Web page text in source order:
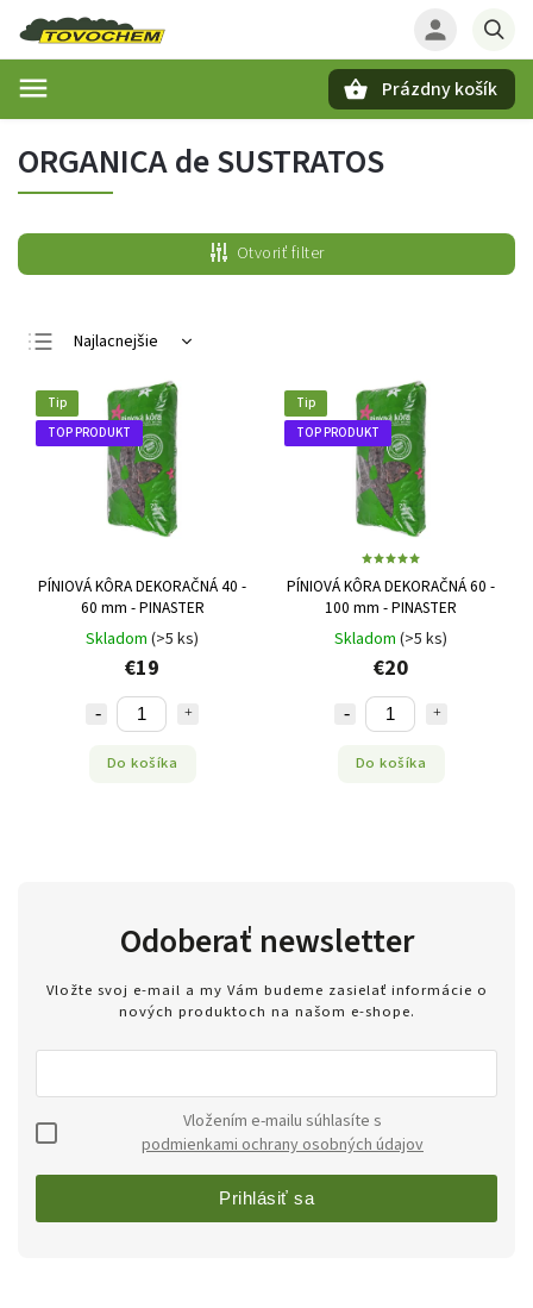
Prázdny košík
ORGANICA de SUSTRATOS
Otvoriť filter
Najlacnejšie
Najdrahšie
Najpredávanejšie
Abecedne
Tip
TOP PRODUKT
PÍNIOVÁ KÔRA DEKORAČNÁ 40 -
60 mm - PINASTER
Skladom (>5 ks)
€19
Do košíka
Tip
TOP PRODUKT
PÍNIOVÁ KÔRA DEKORAČNÁ 60 -
100 mm - PINASTER
Skladom (>5 ks)
€20
Do košíka
Odoberať newsletter
Vložte svoj e-mail a my Vám budeme zasielať informácie o
nových produktoch na našom e-shope.
podmienkami ochrany osobných údajov
Prihlásiť sa